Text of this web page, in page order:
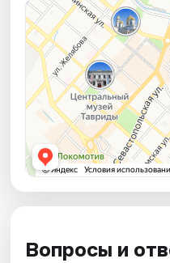
Вопросы и